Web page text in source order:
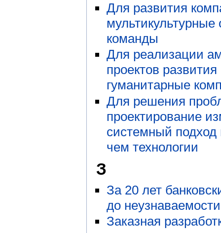
Для развития
команды
Для реализации
проектов
гуманитарные
Для решения
проектирование
системный
чем технологии
З
За 20 лет
до неузнаваемости
Заказная